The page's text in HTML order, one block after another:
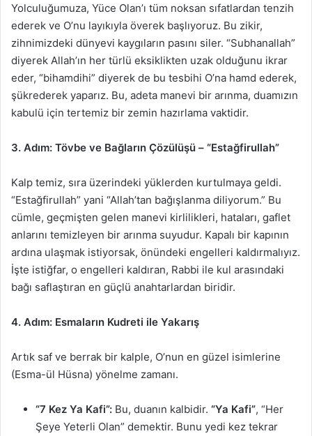
Yolculuğumuza, Yüce Olan’ı tüm noksan sıfatlardan tenzih
ederek ve O’nu layıkıyla överek başlıyoruz. Bu zikir,
zihnimizdeki dünyevi kaygıların pasını siler. “Subhanallah”
diyerek Allah’ın her türlü eksiklikten uzak olduğunu ikrar
eder, “bihamdihi” diyerek de bu tesbihi O’na hamd ederek,
şükrederek yaparız. Bu, adeta manevi bir arınma, duamızın
kabulü için tertemiz bir zemin hazırlama vaktidir.
3. Adım: Tövbe ve Bağların Çözülüşü – “Estağfirullah”
Kalp temiz, sıra üzerindeki yüklerden kurtulmaya geldi.
“Estağfirullah” yani “Allah’tan bağışlanma diliyorum.” Bu
cümle, geçmişten gelen manevi kirlilikleri, hataları, gaflet
anlarını temizleyen bir arınma suyudur. Kapalı bir kapının
ardına ulaşmak istiyorsak, önündeki engelleri kaldırmalıyız.
İşte istiğfar, o engelleri kaldıran, Rabbi ile kul arasındaki
bağı saflaştıran en güçlü anahtarlardan biridir.
4. Adım: Esmaların Kudreti ile Yakarış
Artık saf ve berrak bir kalple, O’nun en güzel isimlerine
(Esma-ül Hüsna) yönelme zamanı.
“7 Kez Ya Kafi”: Bu, duanın kalbidir. “Ya Kafi”, “Her
Şeye Yeterli Olan” demektir. Bunu yedi kez tekrar